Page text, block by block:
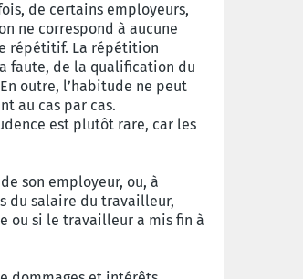
de certains employeurs,
ne correspond à aucune
répétitif. La répétition
faute, de la qualification du
outre, l’habitude ne peut
au cas par cas.
est plutôt rare, car les
son employeur, ou, à
du salaire du travailleur,
ou si le travailleur a mis fin à